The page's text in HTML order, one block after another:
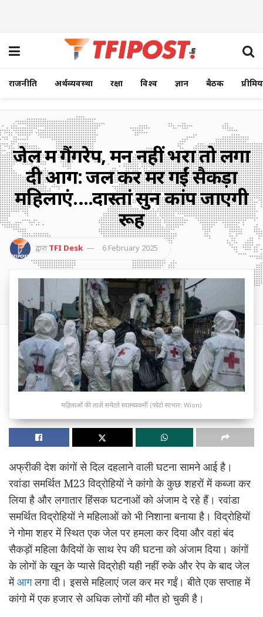
राजनीति अर्थव्यवस्था रक्षा विश्व ज्ञान बैठक
जेल में गैंगरेप, मन नहीं भरा तो लगा
दी आग: जल कर मर गईं सैकड़ों
महिलाएं….दास्तां सुन कांप जाएगी
रूह
द्वारा TFI Desk 6 February 2025
महिलाओं की लाशें समेटते स्वास्थ्यकर्मी (फोटो साभार: Wion)
अफ्रीकी देश कांगों से दिल दहलाने वाली घटना सामने आई है।
रवांडा समर्थित M23 विद्रोहियों ने कांगो के कुछ शहरों में कब्जा कर
लिया है और लगातार हिंसक घटनाओं को अंजाम दे रहे हैं। रवांडा
समर्थित विद्रोहियों ने महिलाओं को भी निशाना बनाया है। विद्रोहियों
ने गोमा शहर में स्थित एक जेल पर हमला कर दिया और वहां बंद
सैकड़ों महिला कैदियों के साथ रेप की घटना को अंजाम दिया। कांगों
के लोगों के खून के प्यासे विद्रोही यही नहीं रुके और रेप के बाद जेल
मेंआगलगा दी। इससे महिलाएं जल कर मर गईं। बीते एक सप्ताह में
कांगो में एक हजार से अधिक लोगों की मौत हो चुकी है।